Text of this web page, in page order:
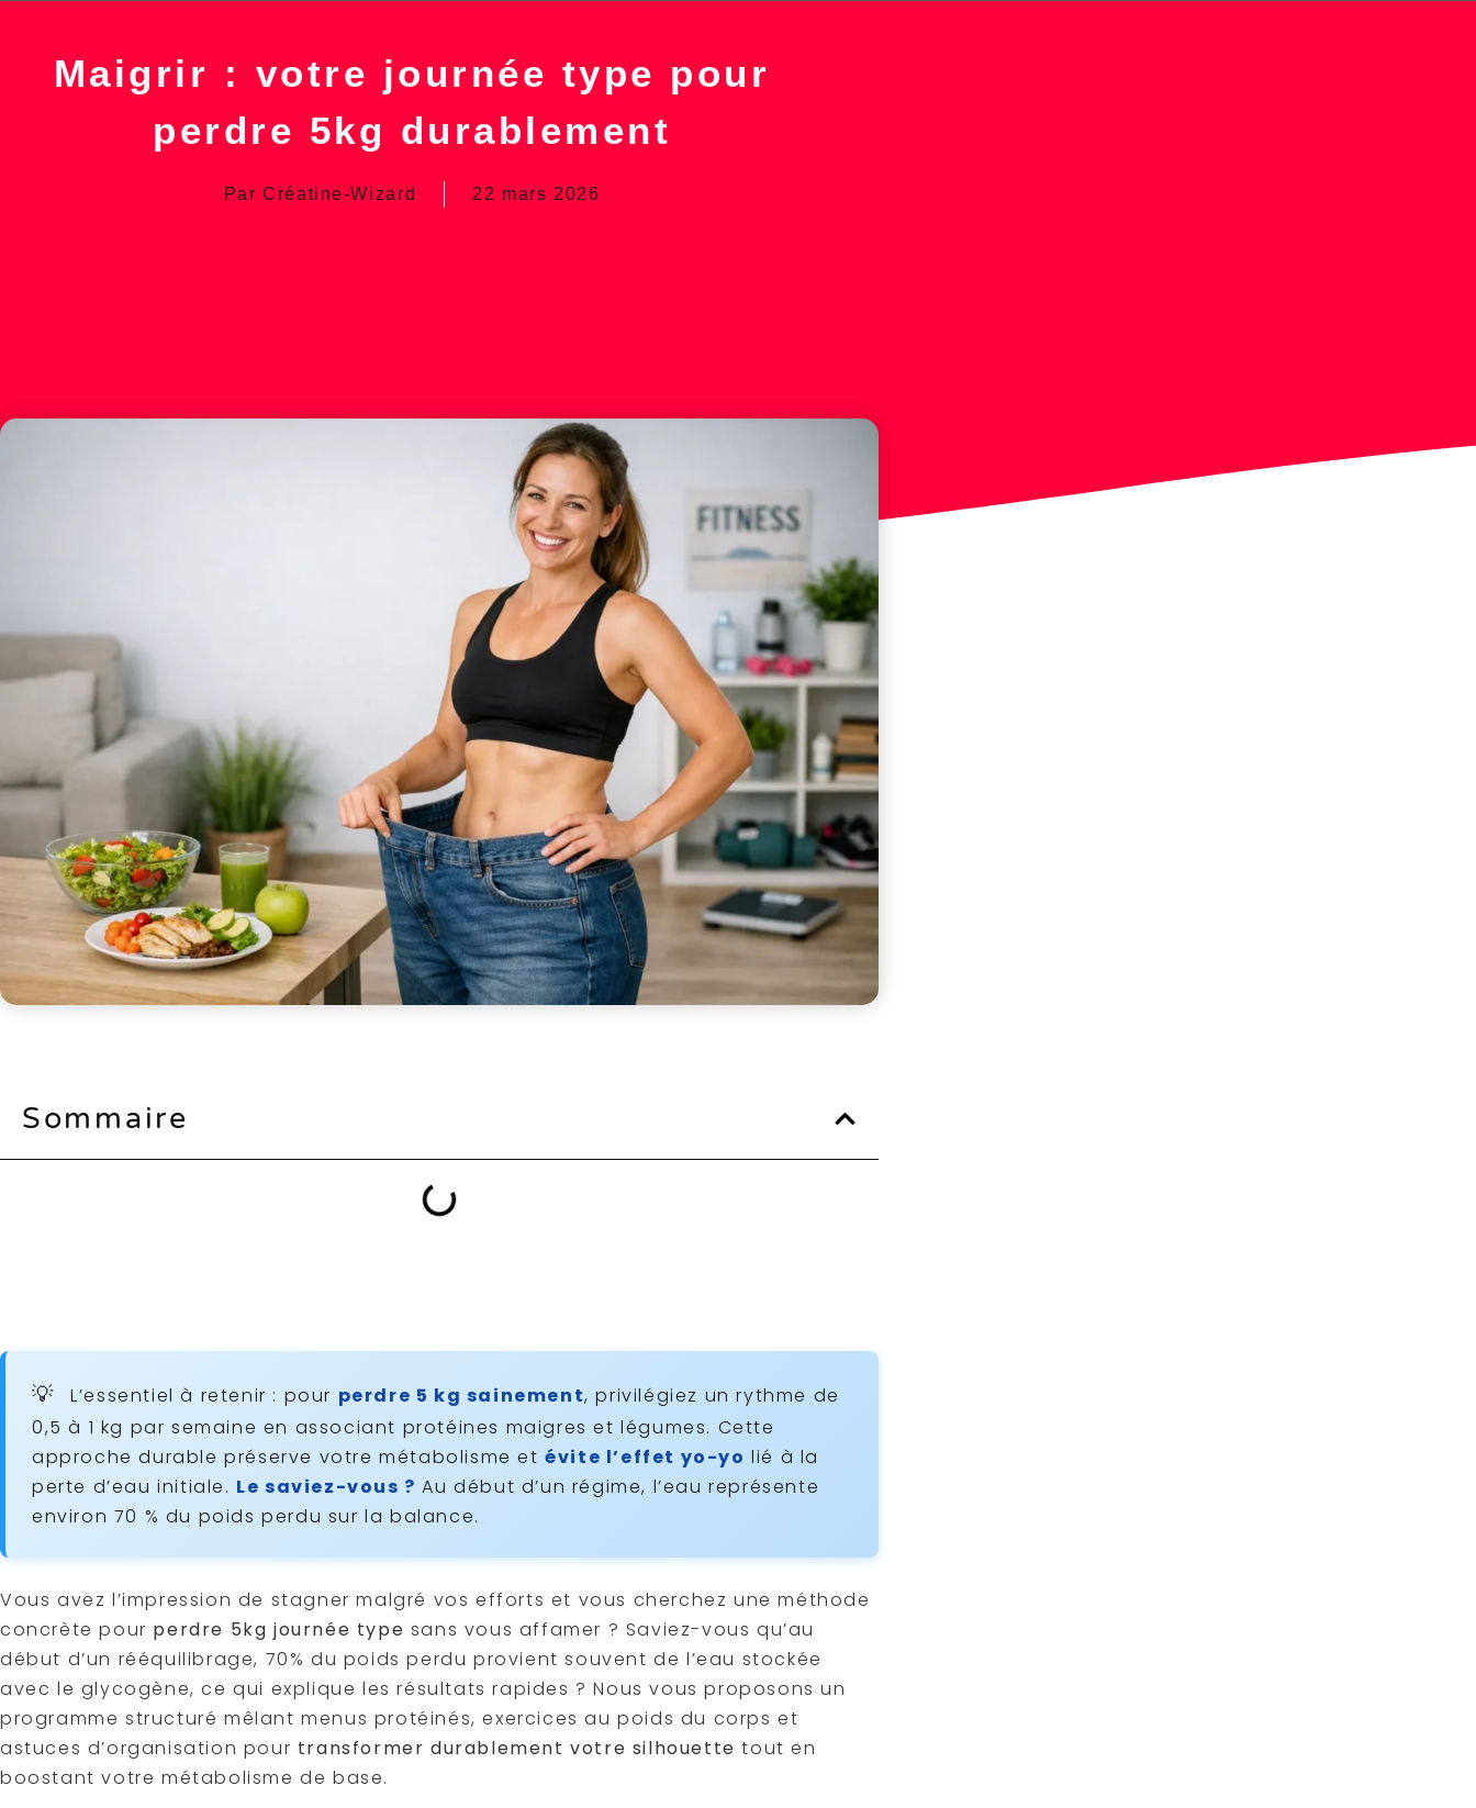
Maigrir : votre journée type pour
perdre 5kg durablement
Par Créatine-Wizard 22 mars 2026
Sommaire
L’essentiel à retenir : pour perdre 5 kg sainement, privilégiez un rythme de
0,5 à 1 kg par semaine en associant protéines maigres et légumes. Cette
approche durable préserve votre métabolisme etévite l’effet yo-yo lié à la
perte d’eau initiale. Le saviez-vous ? Au début d’un régime, l’eau représente
environ 70 % du poids perdu sur la balance.
Vous avez l’impression de stagner malgré vos efforts et vous cherchez une méthode
concrète pour perdre 5kg journée type sans vous affamer ? Saviez-vous qu’au
début d’un rééquilibrage, 70% du poids perdu provient souvent de l’eau stockée
avec le glycogène, ce qui explique les résultats rapides ? Nous vous proposons un
programme structuré mêlant menus protéinés, exercices au poids du corps et
astuces d’organisation pour transformer durablement votre silhouette tout en
boostant votre métabolisme de base.